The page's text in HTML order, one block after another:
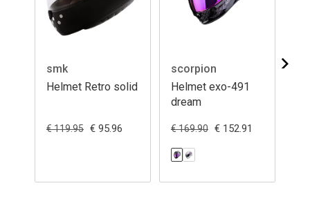
smk
Helmet Retro solid
€ 119.95 € 95.96
scorpion
Helmet exo-491
dream
€ 169.90 € 152.91